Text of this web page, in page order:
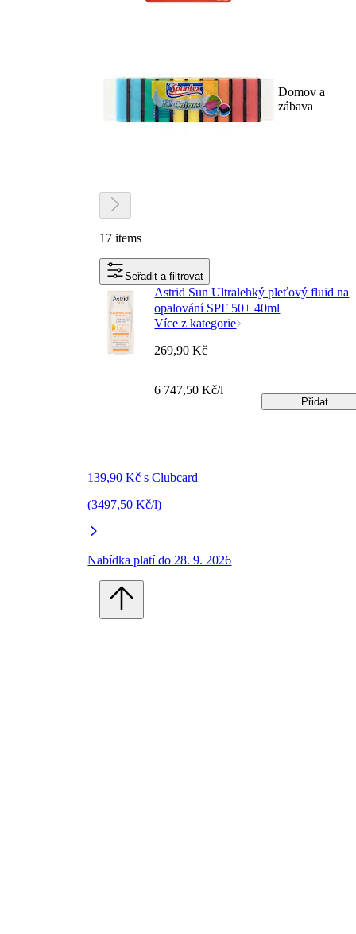
Domov a
zábava
17 items
Seřadit a filtrovat
Astrid Sun Ultralehký pleťový fluid na
opalování SPF 50+ 40ml
Více z kategorie
139,90 Kč s Clubcard
(3497,50 Kč/l)
Nabídka platí do 28. 9. 2026
269,90 Kč
6 747,50 Kč/l
Přidat